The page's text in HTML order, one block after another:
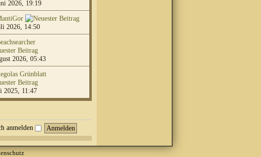
2026, 19:19
2026, 14:50
2026, 05:43
Grünblatt
2025, 11:47
anmelden